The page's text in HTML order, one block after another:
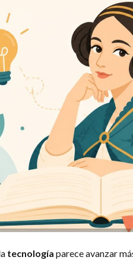
tecnología parece avanzar